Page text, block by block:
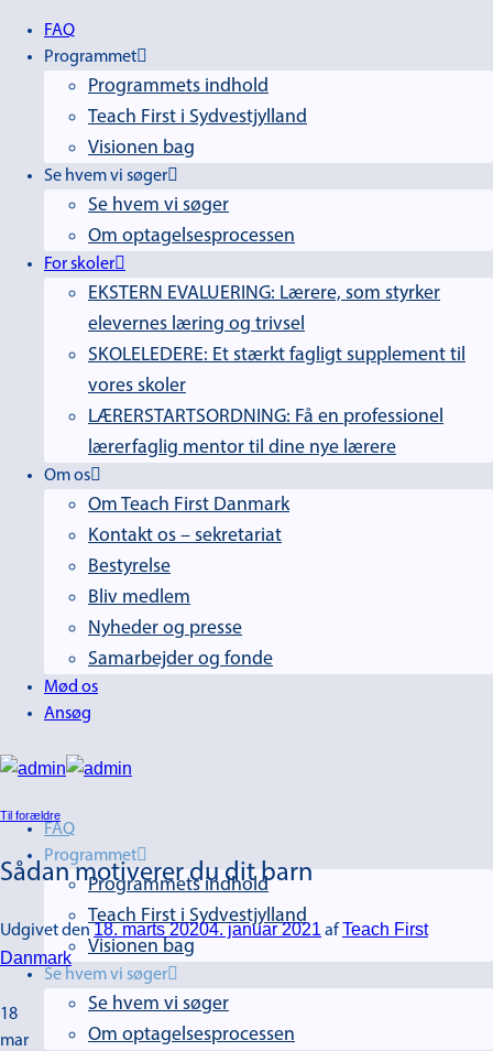
FortsætFAQ
Programmet
Programmets indhold
Teach First i Sydvestjylland
Visionen bag
Se hvem vi søger
Se hvem vi søger
Om optagelsesprocessen
For skoler
EKSTERN EVALUERING: Lærere, som styrker
elevernes læring og trivsel
SKOLELEDERE: Et stærkt fagligt supplement til
vores skoler
LÆRERSTARTSORDNING: Få en professionel
lærerfaglig mentor til dine nye lærere
Om os
Om Teach First Danmark
Kontakt os – sekretariat
Bestyrelse
Bliv medlem
Nyheder og presse
Samarbejder og fonde
Mød os
Ansøg
FAQ
Programmet
Programmets indhold
Teach First i Sydvestjylland
Visionen bag
Se hvem vi søger
Se hvem vi søger
Om optagelsesprocessen
Til forældre
Sådan motiverer du dit barn
Udgivet den 18. marts 20204. januar 2021 afTeach First
Danmark
18
mar